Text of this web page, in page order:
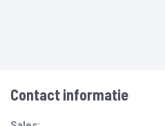
Contact informatie